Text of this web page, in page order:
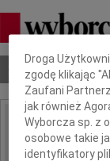
Nekrologi
IMIĘ I NAZWISKO:
Dbamy o Twoją
Droga
zgodę klikając
Zaufani
jak również
Wyborcza sp. z
osobowe takie
identyfikatory